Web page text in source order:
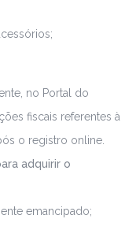
no Portal do
fiscais referentes à
o registro online.
adquirir o
emancipado;